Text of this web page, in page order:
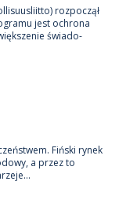
roz­począł
jest ochrona
świa­do­
Fiński ry­nek
a przez to